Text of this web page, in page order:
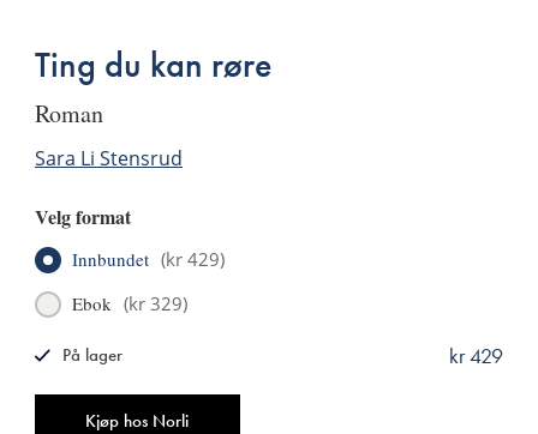
Ting du kan røre
roman
Sara Li Stensrud
Velg format
Innbundet (kr 429)
Ebok (kr 329)
Kjøp hos Norli
kr 429
På lager